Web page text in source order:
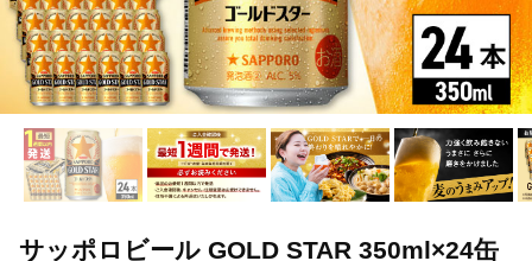
サッポロビール GOLD STAR 350ml×24缶